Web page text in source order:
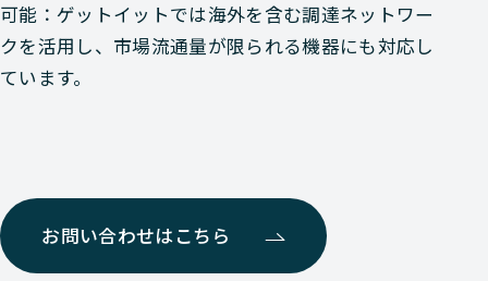
可能：ゲットイットでは海外を含む調達ネットワー
クを活用し、市場流通量が限られる機器にも対応し
ています。
お問い合わせはこちら